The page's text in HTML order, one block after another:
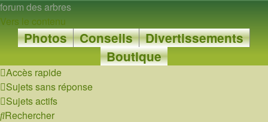
forum des arbres
Vers le contenu
Photos Conseils
Divertissements
Boutique
Accès rapide
Sujets sans réponse
Sujets actifs
Rechercher